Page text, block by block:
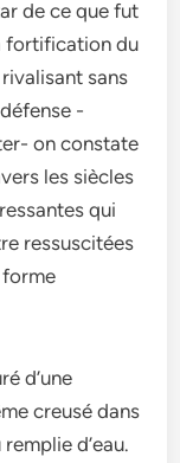
de ce que fut
fortification du
sans
-
on constate
les siècles
qui
ressuscitées
forme
d’une
creusé dans
d’eau.